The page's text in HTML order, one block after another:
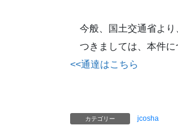
今般、国土交通省より
つきましては、本件に
<<通達はこちら
カテゴリー jcosha